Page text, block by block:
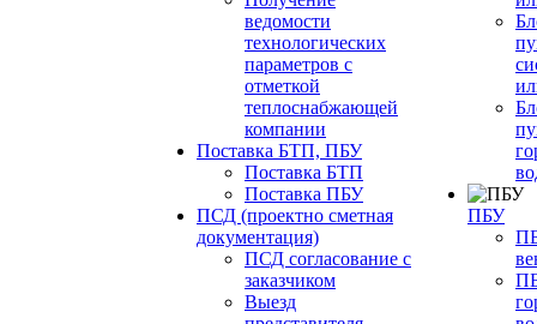
ведомости
технологических
параметров с
отметкой
теплоснабжающей
компании
Поставка БТП, ПБУ
Поставка БТП
Поставка ПБУ
ПСД (проектно сметная
документация)
ПСД согласование с
заказчиком
Выезд
ПБУ